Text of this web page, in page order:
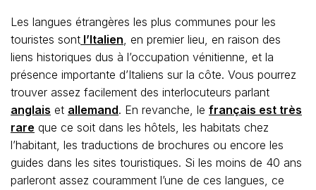
Les langues étrangères les plus communes pour les
touristes sont l’Italien, en premier lieu, en raison des
liens historiques dus à l’occupation vénitienne, et la
présence importante d’Italiens sur la côte. Vous pourrez
trouver assez facilement des interlocuteurs parlant
anglais et allemand. En revanche, le français est très
rare que ce soit dans les hôtels, les habitats chez
l’habitant, les traductions de brochures ou encore les
guides dans les sites touristiques. Si les moins de 40 ans
parleront assez couramment l’une de ces langues, ce